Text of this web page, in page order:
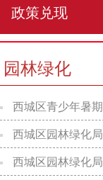
政策兑现
园林绿化
西城区青少年暑期园林生态
西城区园林绿化局局长
西城区园林绿化局局长